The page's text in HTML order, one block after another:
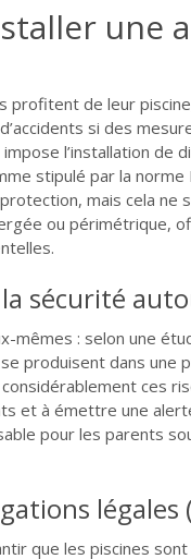
une
profitent de leur
si des
impose l’installation
stipulé par la
mais cela ne
ou périmétrique,
sécurité
mêmes : selon une
produisent dans une
ces
et à émettre une
pour les parents
légales
que les piscines